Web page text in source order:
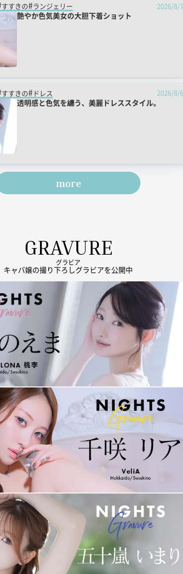
すすきの ランジェリー 2026/8/7
艶やか色気美女の大胆下着ショット
すすきの ドレス 2026/8/6
透明感と色気を纏う、美麗ドレススタイル。
more
GRAVURE
グラビア
キャバ嬢の撮り下ろしグラビアを公開中